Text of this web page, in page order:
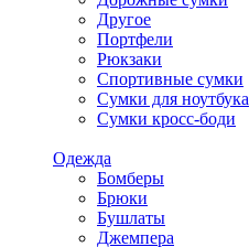
Другое
Портфели
Рюкзаки
Спортивные сумки
Сумки для ноутбука
Сумки кросс-боди
Одежда
Бомберы
Брюки
Бушлаты
Джемпера